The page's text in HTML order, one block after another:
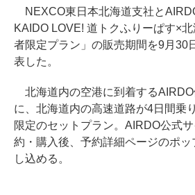
NEXCO東日本北海道支社と
KAIDO LOVE! 道トクふりーぱす×
者限定プラン」の販売期間を9月30
表した。
北海道内の空港に到着するAIRDO
に、北海道内の高速道路が4日間乗
限定のセットプラン。AIRDO公式
約・購入後、予約詳細ページのポッ
し込める。